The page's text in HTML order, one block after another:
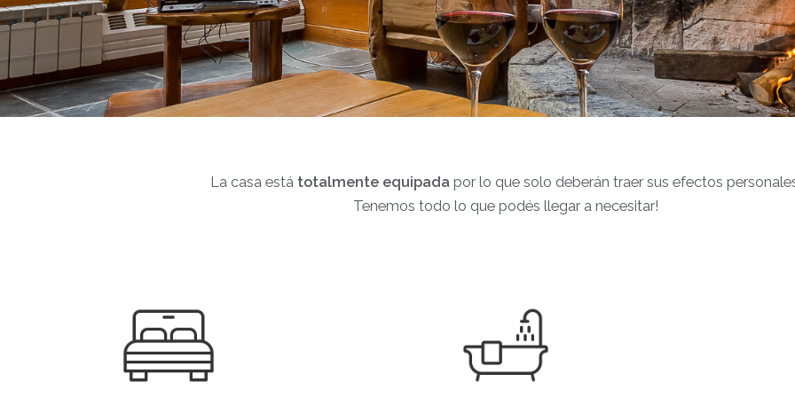
La casa está totalmente equipada por lo que solo deberán traer sus efectos
Tenemos todo lo que podés llegar a necesitar!